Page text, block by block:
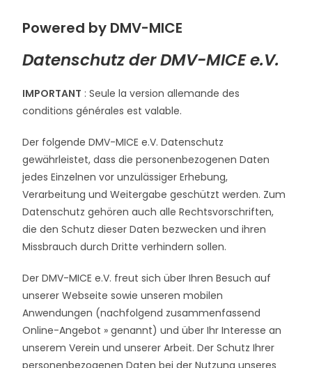
Powered by DMV-MICE
Datenschutz der DMV-MICE e.V.
IMPORTANT : Seule la version allemande des
conditions générales est valable.
Der folgende DMV-MICE e.V. Datenschutz
gewährleistet, dass die personenbezogenen Daten
jedes Einzelnen vor unzulässiger Erhebung,
Verarbeitung und Weitergabe geschützt werden. Zum
Datenschutz gehören auch alle Rechtsvorschriften,
die den Schutz dieser Daten bezwecken und ihren
Missbrauch durch Dritte verhindern sollen.
Der DMV-MICE e.V. freut sich über Ihren Besuch auf
unserer Webseite sowie unseren mobilen
Anwendungen (nachfolgend zusammenfassend
Online-Angebot » genannt) und über Ihr Interesse an
unserem Verein und unserer Arbeit. Der Schutz Ihrer
personenbezogenen Daten bei der Nutzung unseres